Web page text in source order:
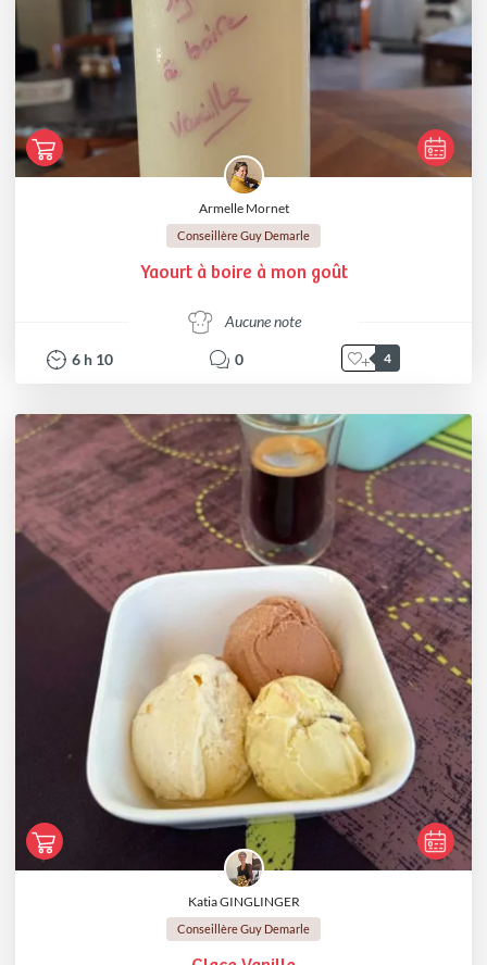
Armelle Mornet
Conseillère Guy Demarle
Yaourt à boire à mon goût
Aucune note
6 h10 0 4
Katia GINGLINGER
Conseillère Guy Demarle